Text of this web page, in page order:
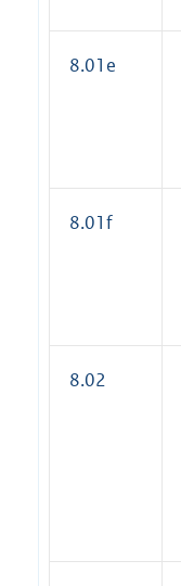
8.01e
8.01f
8.02